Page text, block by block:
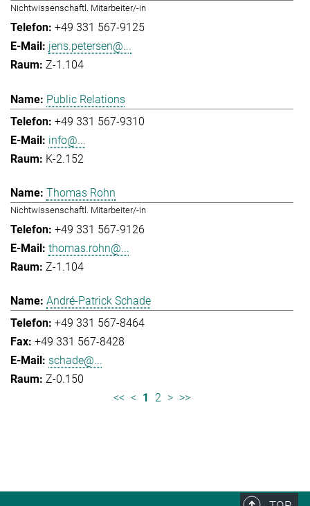
Nichtwissenschaftl. Mitarbeiter/-in
+49 331 567-9125
jens.petersen@...
Z-1.104
Public Relations
+49 331 567-9310
info@...
K-2.152
Thomas Rohn
Nichtwissenschaftl. Mitarbeiter/-in
+49 331 567-9126
thomas.rohn@...
Z-1.104
André-Patrick Schade
+49 331 567-8464
+49 331 567-8428
schade@...
Z-0.150
<< < 1 2 > >>